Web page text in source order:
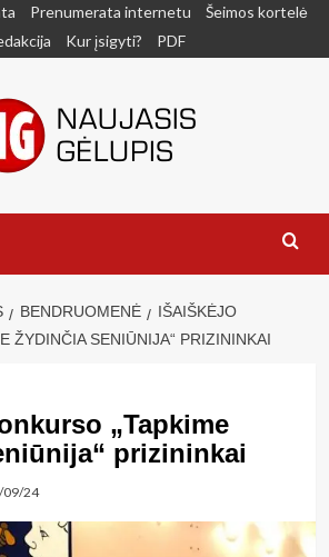
Prenumerata internetu
Šeimos kortelė
Kur įsigyti? PDF
BENDRUOMENĖ
IŠAIŠKĖJO
ŽYDINČIA SENIŪNIJA“ PRIZININKAI
„Tapkime
prizininkai
24